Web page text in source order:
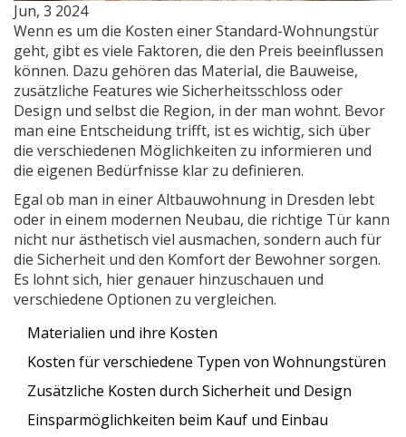
Jun, 3 2024
Wenn es um die Kosten einer Standard-Wohnungstür
geht, gibt es viele Faktoren, die den Preis beeinflussen
können. Dazu gehören das Material, die Bauweise,
zusätzliche Features wie Sicherheitsschloss oder
Design und selbst die Region, in der man wohnt. Bevor
man eine Entscheidung trifft, ist es wichtig, sich über
die verschiedenen Möglichkeiten zu informieren und
die eigenen Bedürfnisse klar zu definieren.
Egal ob man in einer Altbauwohnung in Dresden lebt
oder in einem modernen Neubau, die richtige Tür kann
nicht nur ästhetisch viel ausmachen, sondern auch für
die Sicherheit und den Komfort der Bewohner sorgen.
Es lohnt sich, hier genauer hinzuschauen und
verschiedene Optionen zu vergleichen.
Materialien und ihre Kosten
Kosten für verschiedene Typen von Wohnungstüren
Zusätzliche Kosten durch Sicherheit und Design
Einsparmöglichkeiten beim Kauf und Einbau